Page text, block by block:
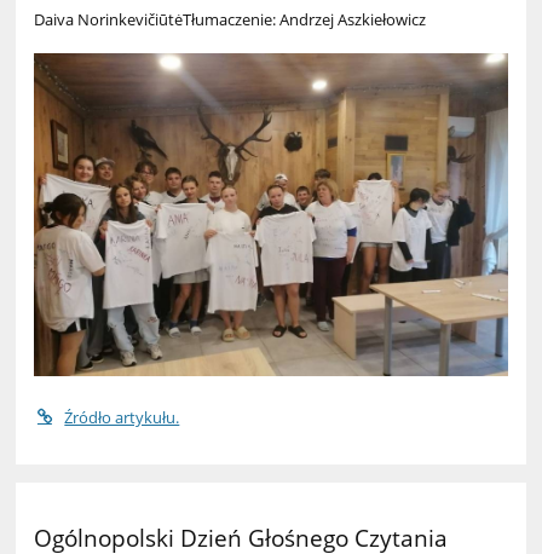
Daiva NorinkevičiūtėTłumaczenie: Andrzej Aszkiełowicz
Źródło artykułu.
Ogólnopolski Dzień Głośnego Czytania